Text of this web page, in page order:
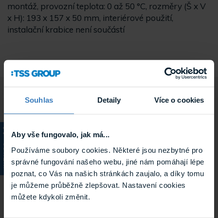
Souhlas Detaily Více o cookies
Aby vše fungovalo, jak má...
Používáme soubory cookies. Některé jsou nezbytné pro
správné fungování našeho webu, jiné nám pomáhají lépe
poznat, co Vás na našich stránkách zaujalo, a díky tomu
je můžeme průběžně zlepšovat. Nastavení cookies
můžete kdykoli změnit.
KATALOG
montáž, provozní teplota: 0 až 50 °C, rozměry (Š x V
x H): 193 x 157 x 50 mm, interiérové použití,
instalační krabice není součástí
Parametry
Typ produktu Vnitřní jednotky
Systém DDZ 2N
Hmotnost